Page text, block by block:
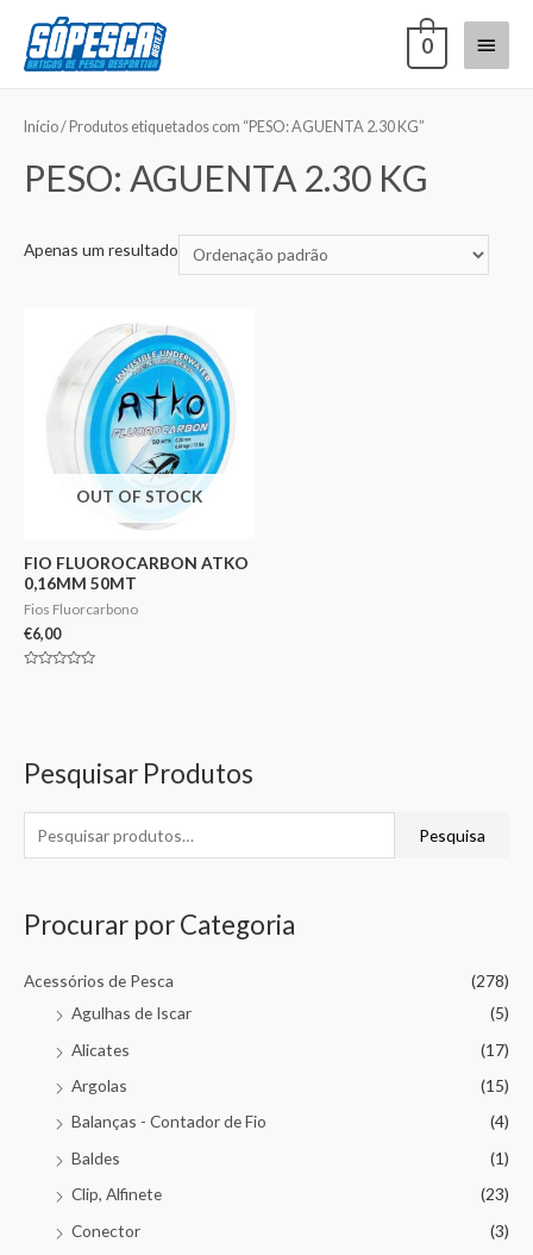
0
Pesquisar Produtos
Pesquisa
Procurar por Categoria
Acessórios de Pesca
(278)
Agulhas de Iscar
(5)
Alicates
(17)
Argolas
(15)
Balanças - Contador de Fio
(4)
Baldes
(1)
Clip, Alfinete
(23)
Conector
(3)
Início/ Produtos etiquetados com “PESO: AGUENTA 2.30 KG”
PESO: AGUENTA 2.30 KG
Apenas um resultado
OUT OF STOCK
FIO FLUOROCARBON ATKO
0,16MM 50MT
Fios Fluorcarbono
€6,00